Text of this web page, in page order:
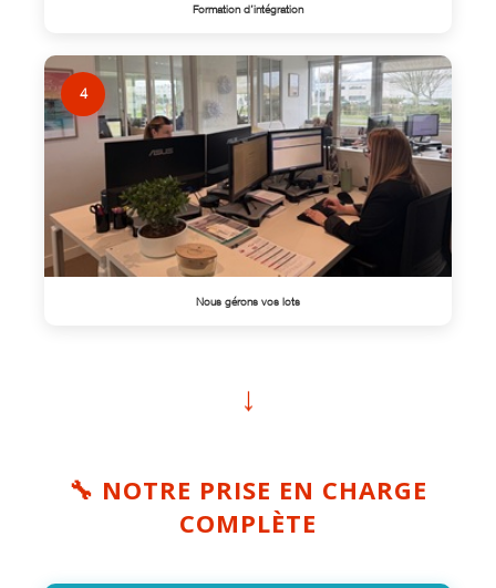
Formation d’intégration
4
Nous gérons vos lots
↓
🔧 NOTRE PRISE EN CHARGE
COMPLÈTE